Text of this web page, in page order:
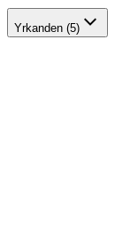
Yrkanden (5)